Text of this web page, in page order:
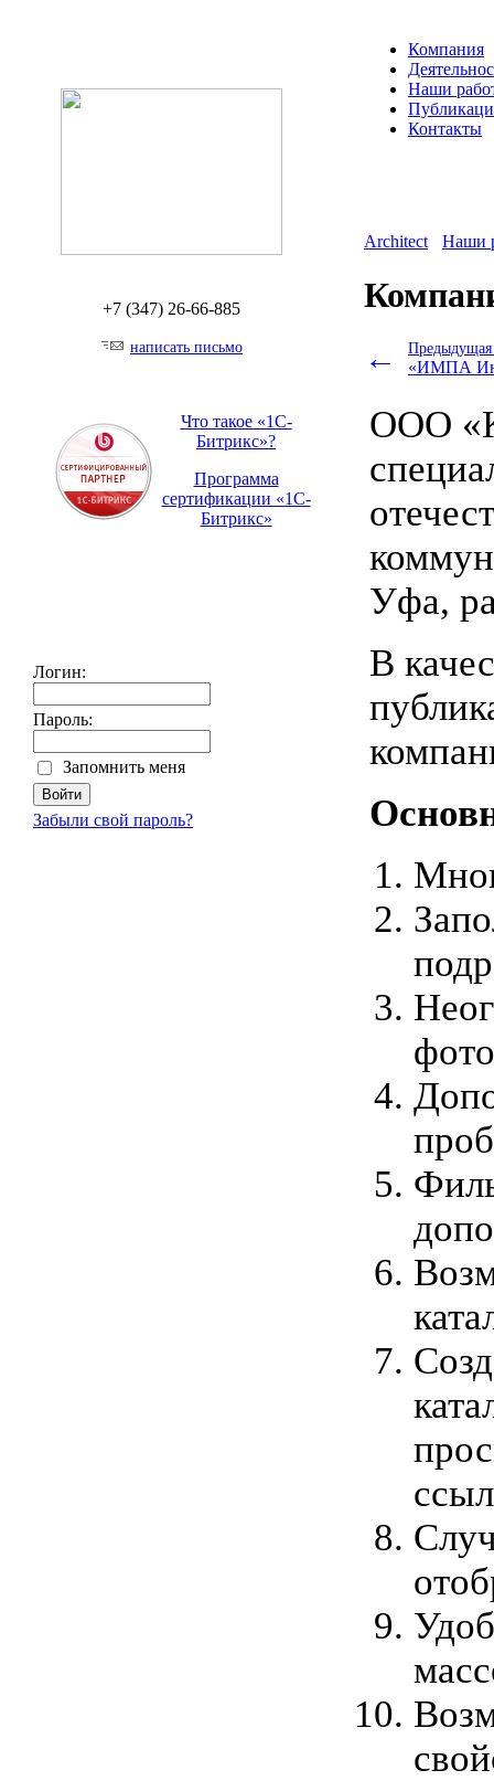
+7 (347) 26-66-885
написать письмо
Что такое «1С-
Битрикс»?
Программа
сертификации «1С-
Битрикс»
Логин:
Пароль:
Запомнить меня
Забыли свой пароль?
Компания
Наши
Контакты
Architect Наши
← Предыдущая
«ИМПА
ООО
Уфа,
В